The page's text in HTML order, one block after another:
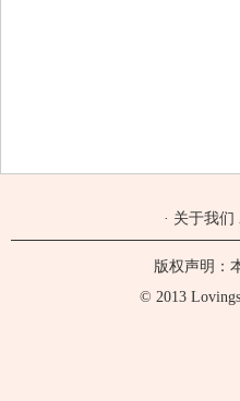
· 关于我们
版权声明：
© 2013